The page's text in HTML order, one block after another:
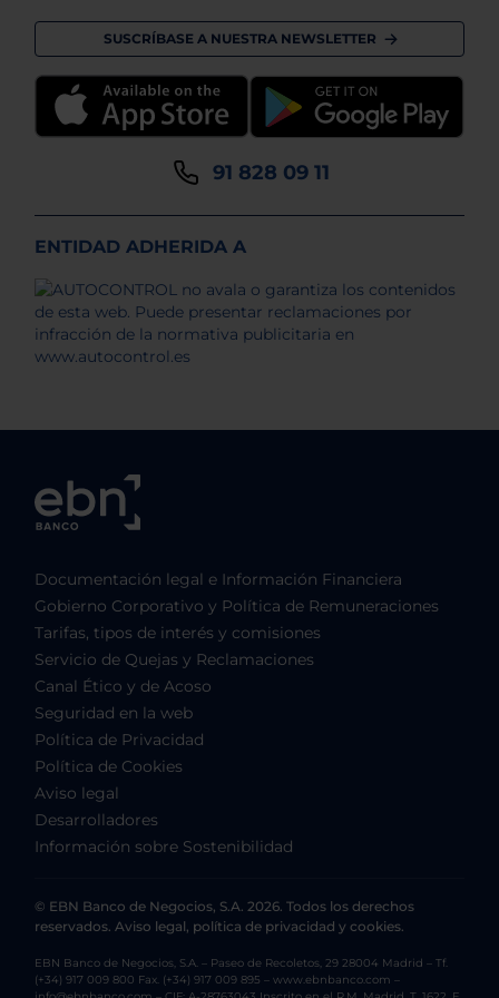
SUSCRÍBASE A NUESTRA NEWSLETTER
91 828 09 11
ENTIDAD ADHERIDA A
Documentación legal e Información Financiera
Gobierno Corporativo y Política de Remuneraciones
Tarifas, tipos de interés y comisiones
Servicio de Quejas y Reclamaciones
Canal Ético y de Acoso
Seguridad en la web
Política de Privacidad
Política de Cookies
Aviso legal
Desarrolladores
Información sobre Sostenibilidad
© EBN Banco de Negocios, S.A. 2026. Todos los derechos
reservados. Aviso legal, política de privacidad y cookies.
EBN Banco de Negocios, S.A. – Paseo de Recoletos, 29 28004 Madrid – Tf.
(+34) 917 009 800 Fax. (+34) 917 009 895 – www.ebnbanco.com –